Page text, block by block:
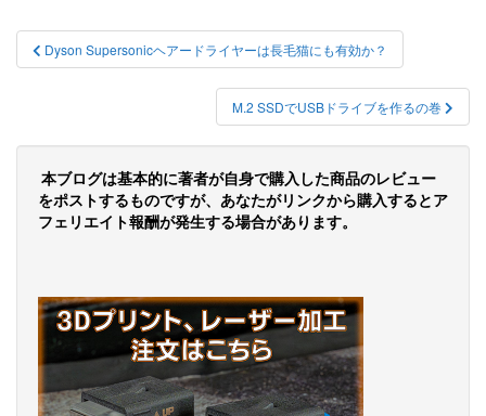
投
稿
ビ
ゲ
ー
ョ
ン
Dyson Supersonicヘアードライヤーは長毛猫にも有効か？
M.2 SSDでUSBドライブを作るの巻
本ブログは基本的に著者が自身で購入した商品のレビュー
をポストするものですが、あなたがリンクから購入するとア
フェリエイト報酬が発生する場合があります。